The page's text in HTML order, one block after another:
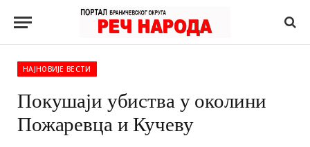
НАЈНОВИЈЕ ВЕСТИ
Покушаји убиства у околини
Пожаревца и Кучеву